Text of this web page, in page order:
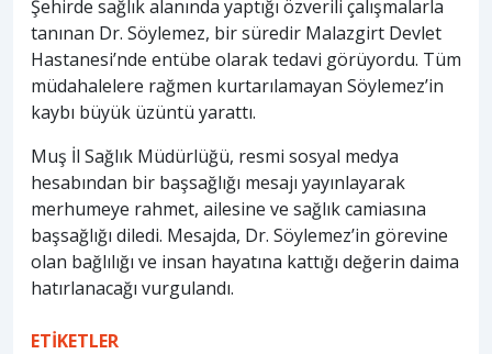
Şehirde sağlık alanında yaptığı özverili çalışmalarla
tanınan Dr. Söylemez, bir süredir Malazgirt Devlet
Hastanesi’nde entübe olarak tedavi görüyordu. Tüm
müdahalelere rağmen kurtarılamayan Söylemez’in
kaybı büyük üzüntü yarattı.
Muş İl Sağlık Müdürlüğü, resmi sosyal medya
hesabından bir başsağlığı mesajı yayınlayarak
merhumeye rahmet, ailesine ve sağlık camiasına
başsağlığı diledi. Mesajda, Dr. Söylemez’in görevine
olan bağlılığı ve insan hayatına kattığı değerin daima
hatırlanacağı vurgulandı.
ETİKETLER